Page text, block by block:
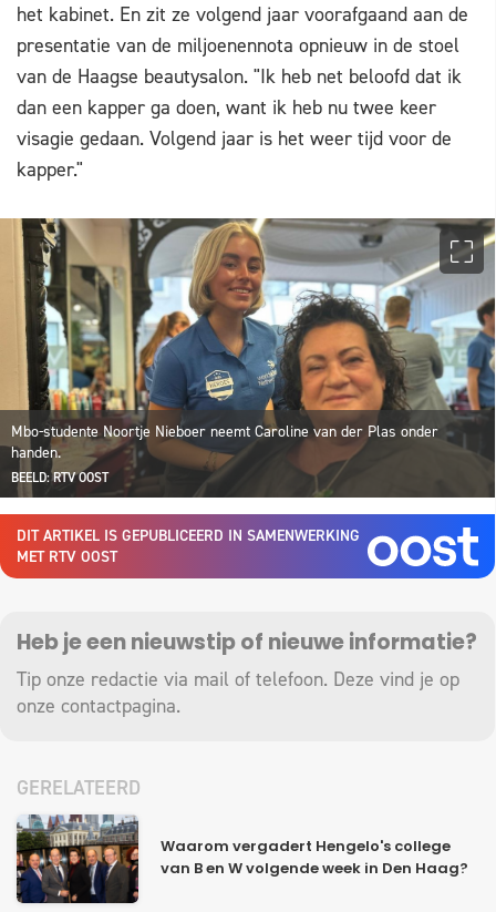
het kabinet. En zit ze volgend jaar voorafgaand aan de
presentatie van de miljoenennota opnieuw in de stoel
van de Haagse beautysalon. "Ik heb net beloofd dat ik
dan een kapper ga doen, want ik heb nu twee keer
visagie gedaan. Volgend jaar is het weer tijd voor de
kapper."
Mbo-studente Noortje Nieboer neemt Caroline van der Plas onder
handen.
BEELD: RTV OOST
DIT ARTIKEL IS GEPUBLICEERD IN SAMENWERKING
MET RTV OOST
Heb je een nieuwstip of nieuwe informatie?
Tip onze redactie via mail of telefoon. Deze vind je op
onze contactpagina.
GERELATEERD
Waarom vergadert Hengelo's college
van B en W volgende week in Den Haag?